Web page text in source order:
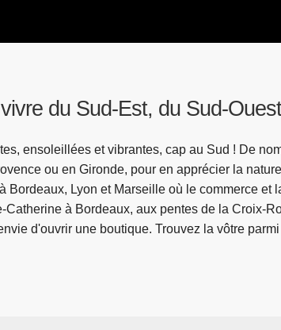
du Sud-Est, du Sud-
ensoleillées et vibrantes, cap au Sud ! De
ou en Gironde, pour en apprécier la
Bordeaux, Lyon et Marseille où le commerce et
Catherine à Bordeaux, aux pentes de la Croix-
d'ouvrir une boutique. Trouvez la vôtre